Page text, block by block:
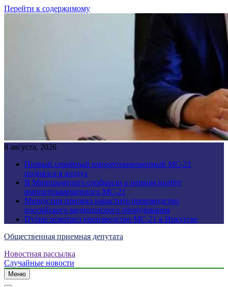
Перейти к содержимому
8 августа, 2026
Первый серийный импортозамещенный МС-21
поднялся в воздух
В Минпромторге сообщили о первом полёте
импортозамещённого МС-21
Мишустин призвал нарастить производство
российского медицинского оборудования
Путин осмотрел производство МС-21 в Иркутске
Общественная приемная депутата
Новостная рассылка
Случайные новости
Меню